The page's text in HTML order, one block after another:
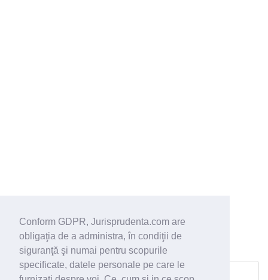
Conform GDPR, Jurisprudenta.com are
obligaţia de a administra, în condiţii de
siguranţă şi numai pentru scopurile
specificate, datele personale pe care le